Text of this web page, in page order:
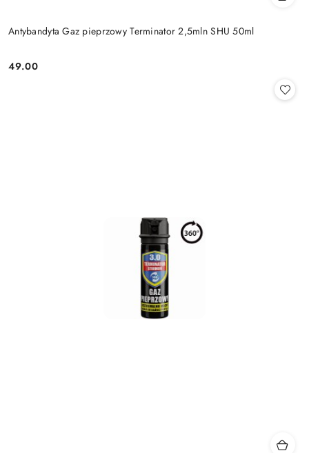
Antybandyta Gaz pieprzowy Terminator 2,5mln SHU 50ml
Cena:
49.00